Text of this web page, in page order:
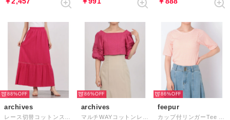
88%
archives
86%
archives
86%
feepur